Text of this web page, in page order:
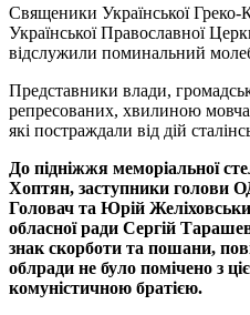
Священики Української Греко-
Української Православної
відслужили поминальний
Представники влади,
репресованих, хвилиною
які постраждали від дій
До підніжжя меморіальної
Хоптян, заступники голови
Головач та Юрій
обласної ради Сергій
знак скорботи та пошани,
облради не було помічено з
комуністичною братією.